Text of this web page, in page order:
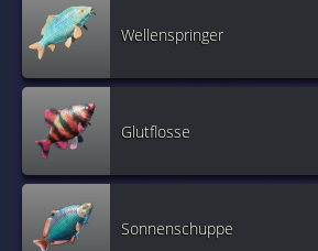
Wellenspringer
Glutflosse
Sonnenschuppe